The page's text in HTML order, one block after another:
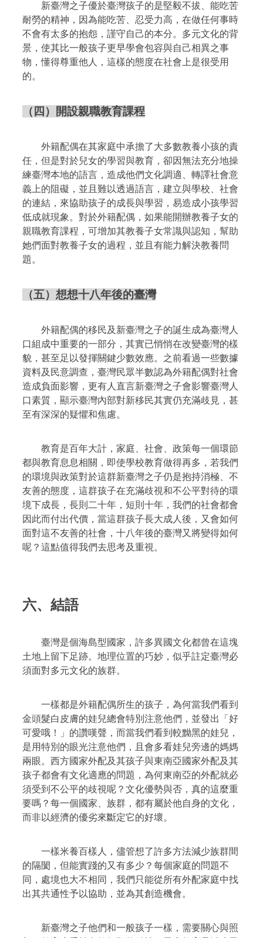
新臺灣之子優於臺灣孩子的是堅毅不拔、能吃苦
耐勞的精神，因為能吃苦、忍受力高，在做任何事時
不會有太多的抱怨，謹守自己的本分。多元文化的背
景，使其比一般孩子更早學會包容與自己相異之事
物，懂得尊重他人，這樣的態度在社會上是很受用
的。
（四）開設親職教育課程
外籍配偶在其家庭中承擔了大多數教養小孩的責
任，但是對於兒女的學習與教育，卻因無法充分地操
練臺灣本地的語言，造成他們文化調適、轉譯社會意
義上的阻礙，並且難以透過語言，建立與學校、社會
的連結，來協助孩子的成長與學習，易造成小孩學習
低成就現象。對於外籍配偶，如果能開辦教養子女的
親職教育課程，可增加其教養子女常識與認知，幫助
她們面對教養子女的過程，並且有能力解決教養問
題。
（五）想想十八年後的臺灣
外籍配偶的移民及新臺灣之子的誕生成為臺灣人
口組成中重要的一部分，其實已悄悄在改變臺灣的樣
貌，甚至足以發揮關鍵少數效應。之前看過一些數據
資料及民意調查，臺灣民眾半數認為外籍配偶對社會
造成負面影響，更有人直言新臺灣之子會影響臺灣人
口素質，顯示臺灣內部對新移民其實仍充滿歧見，甚
至有深深的疑懼和焦慮。
教育是百年大計，家庭、社會、政策每一個環節
都與教育息息相關，即使學校教育做得再多，若我們
的環境與政策對於這群新臺灣之子仍是抱持消極、不
友善的態度，這群孩子在充滿歧視和不公平對待的環
境下成長，長則二十年，短則十年，我們的社會都會
因此而付出代價，當這群孩子長大成人後，又會如何
面對這不友善的社會，十八年後的臺灣又將變得如何
呢？這點值得我們去思考及重視。
六、結語
臺灣是個海島型國家，許多異國文化都曾在這塊
土地上留下足跡。地理位置的巧妙，似乎註定臺灣必
須面對多元文化的族群。
一樣都是外籍配偶所生的孩子，為何當我們看到
金頭髮白皮膚的娃兒總會特別注意他們，並發出「好
可愛哦！」的讚嘆聲，而當我們看到較黝黑的娃兒，
是用特別的眼光注意他們，且會多看娃兒旁邊的媽媽
兩眼。西方國家外配及其孩子與東南亞國家外配及其
孩子都會有文化適應的問題，為何東南亞的外配就必
須受到不公平的歧視呢？文化優勢與否，真的這麼重
要嗎？每一個國家、族群，都有屬於他自身的文化，
而非以經濟的優劣來斷定它的好壞。
一樣米養百樣人，儘管想了許多方法減少族群間
的隔閡，但能實踐的又有多少？每個家庭的問題不
同，處境也大不相同，我們只能從所有外配家庭中找
出其共通性予以協助，並為其創造機會。
新臺灣之子他們和一般孩子一樣，需要關心與照